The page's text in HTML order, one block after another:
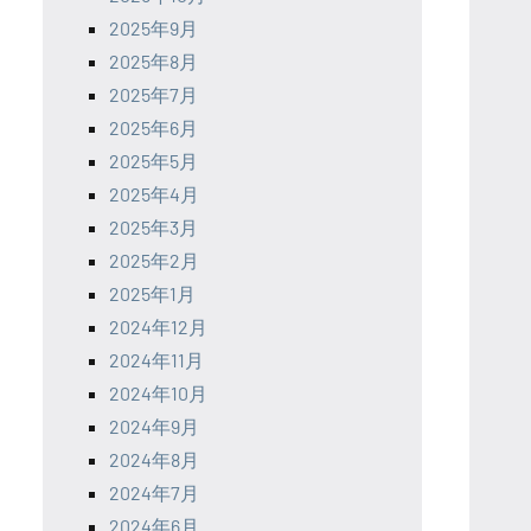
2025年9月
2025年8月
2025年7月
2025年6月
2025年5月
2025年4月
2025年3月
2025年2月
2025年1月
2024年12月
2024年11月
2024年10月
2024年9月
2024年8月
2024年7月
2024年6月